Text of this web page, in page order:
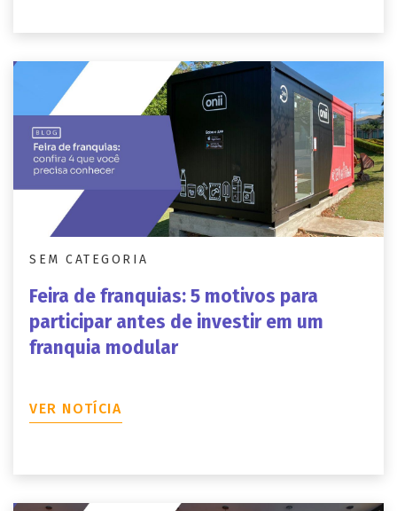
SEM CATEGORIA
Feira de franquias: 5 motivos para
participar antes de investir em um
franquia modular
VER NOTÍCIA